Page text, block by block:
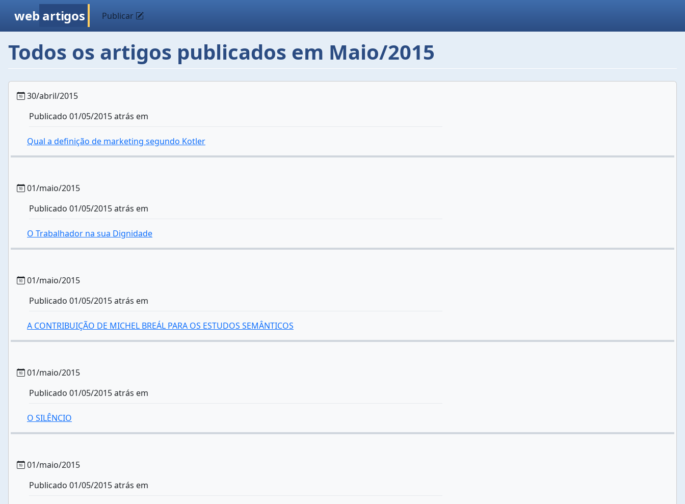
web artigos Publicar
Todos os artigos publicados em Maio/2015
30/abril/2015
Publicado 01/05/2015 atrás em
Qual a definição de marketing segundo Kotler
01/maio/2015
Publicado 01/05/2015 atrás em
O Trabalhador na sua Dignidade
01/maio/2015
Publicado 01/05/2015 atrás em
A CONTRIBUIÇÃO DE MICHEL BREÁL PARA OS ESTUDOS SEMÂNTICOS
01/maio/2015
Publicado 01/05/2015 atrás em
O SILÊNCIO
01/maio/2015
Publicado 01/05/2015 atrás em